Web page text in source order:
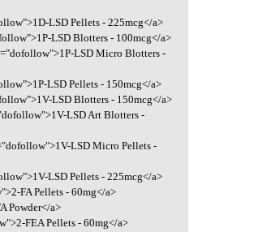
LSD Pellets - 225mcg</a>
LSD Blotters - 100mcg</a>
LSD Micro Blotters -
LSD Pellets - 150mcg</a>
LSD Blotters - 150mcg</a>
LSD Art Blotters -
LSD Micro Pellets -
LSD Pellets - 225mcg</a>
FA Pellets - 60mg</a>
Powder</a>
FEA Pellets - 60mg</a>